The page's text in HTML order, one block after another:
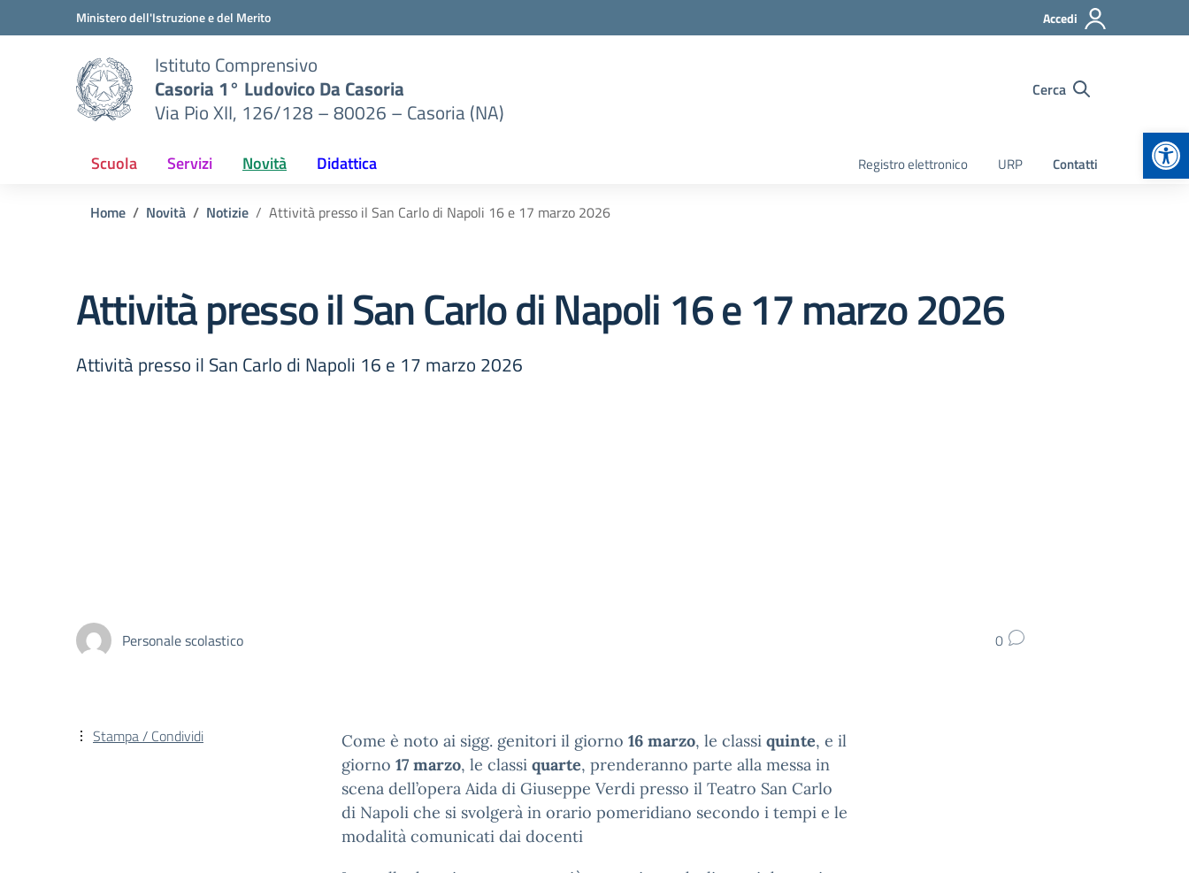
Vai ai contenuti
Vai al menu di navigazioneMinistero dell'Istruzione e del Merito Accedi
Istituto Comprensivo
Casoria 1° Ludovico Da Casoria
Via Pio XII, 126/128 – 80026 – Casoria (NA)
Cerca
Scuola Servizi Novità Didattica Registro elettronico URP Contatti
Home Novità Notizie Attività presso il San Carlo di Napoli 16 e 17 marzo 2026
Attività presso il San Carlo di Napoli 16 e 17 marzo 2026
Attività presso il San Carlo di Napoli 16 e 17 marzo 2026
Personale scolastico 0
Come è noto ai sigg. genitori il giorno 16 marzo, le classi quinte, e il
giorno 17 marzo, le classi quarte, prenderanno parte alla messa in
scena dell’opera Aida di Giuseppe Verdi presso il Teatro San Carlo
di Napoli che si svolgerà in orario pomeridiano secondo i tempi e le
modalità comunicati dai docenti
Stampa / Condividi